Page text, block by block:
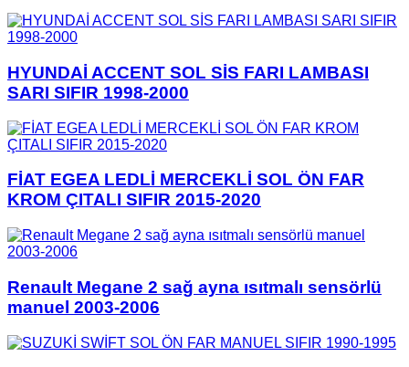
HYUNDAİ ACCENT SOL SİS FARI LAMBASI
SARI SIFIR 1998-2000
FİAT EGEA LEDLİ MERCEKLİ SOL ÖN FAR
KROM ÇITALI SIFIR 2015-2020
Renault Megane 2 sağ ayna ısıtmalı sensörlü
manuel 2003-2006